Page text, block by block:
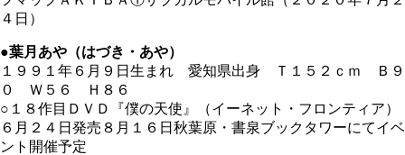
４日）
●葉月あや（はづき・あや）
１９９１年６月９日生まれ 愛知県出身 Ｔ１５２ｃｍ Ｂ９
０ Ｗ５６ Ｈ８６
○１８作目ＤＶＤ『僕の天使』（イーネット・フロンティア）
６月２４日発売８月１６日秋葉原・書泉ブックタワーにてイベ
ント開催予定